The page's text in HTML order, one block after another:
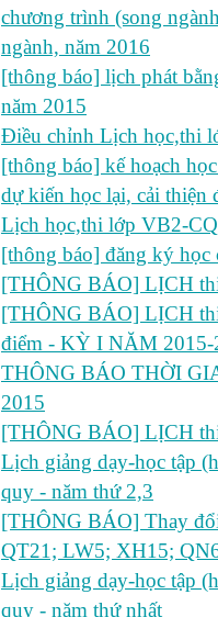
chương trình (song
ngành, năm 2016
[thông báo] lịch phát
năm 2015
Điều chỉnh Lịch học,thi
[thông báo] kế hoạch
dự kiến học lại, cải
Lịch học,thi lớp VB2-
[thông báo] đăng ký
[THÔNG BÁO] LỊCH
[THÔNG BÁO] LỊCH
điểm - KỲ I NĂM 2015-
THÔNG BÁO THỜI
2015
[THÔNG BÁO] LỊCH
Lịch giảng dạy-học tập
quy - năm thứ 2,3
[THÔNG BÁO] Thay
QT21; LW5; XH15;
Lịch giảng dạy-học tập
quy - năm thứ nhất